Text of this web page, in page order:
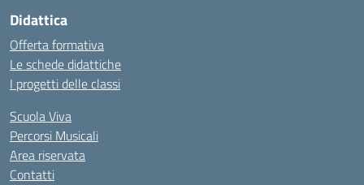
Didattica
Offerta formativa
Le schede didattiche
I progetti delle classi
Scuola Viva
Percorsi Musicali
Area riservata
Contatti